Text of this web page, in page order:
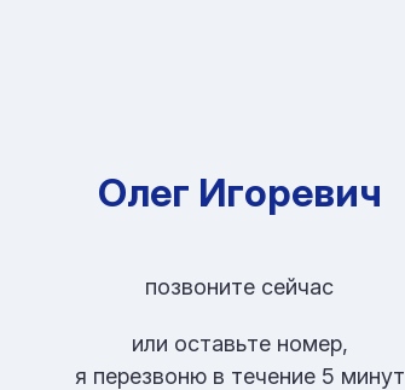
Олег Игоревич
позвоните сейчас
или оставьте номер,
я перезвоню в течение 5 минут